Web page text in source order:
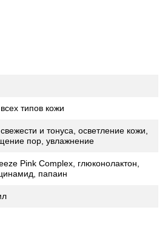
типов кожи
и тонуса, осветление кожи,
пор, увлажнение
Pink Complex, глюконолактон,
папаин